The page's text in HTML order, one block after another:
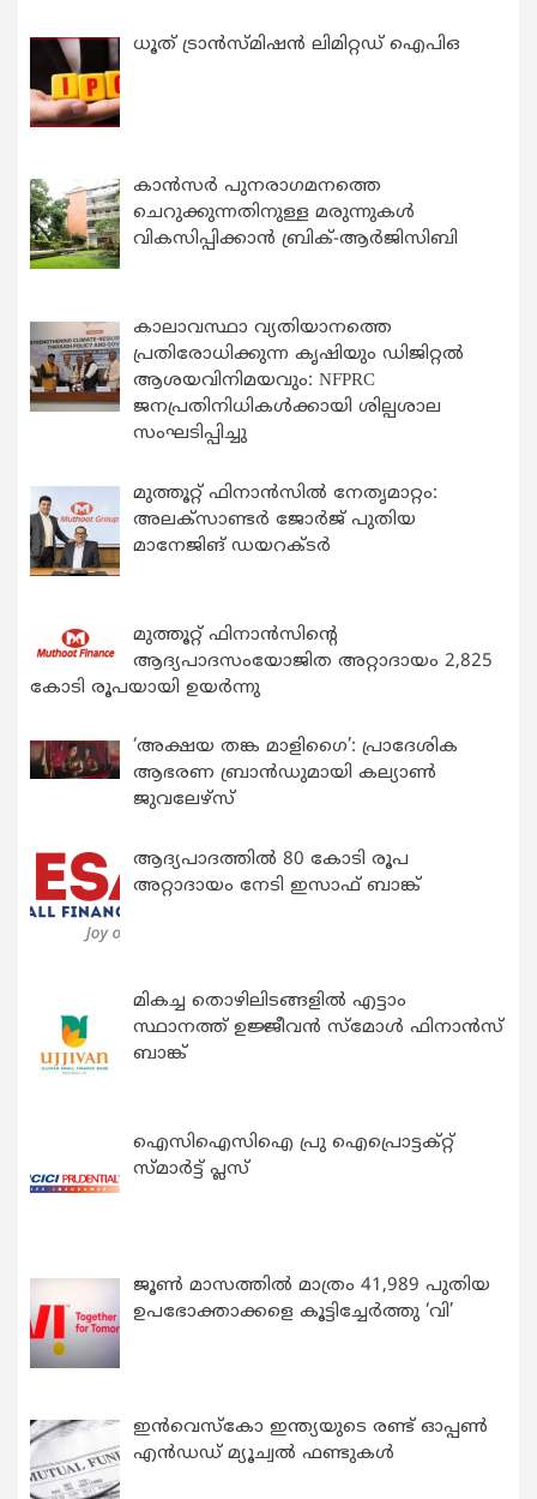
ധൂത് ട്രാൻസ്മിഷൻ ലിമിറ്റഡ് ഐപിഒ
കാന്‍സര്‍ പുനരാഗമനത്തെ
ചെറുക്കുന്നതിനുള്ള മരുന്നുകള്‍
വികസിപ്പിക്കാന്‍ ബ്രിക്-ആര്‍ജിസിബി
കാലാവസ്ഥാ വ്യതിയാനത്തെ
പ്രതിരോധിക്കുന്ന കൃഷിയും ഡിജിറ്റൽ
ആശയവിനിമയവും: NFPRC
ജനപ്രതിനിധികൾക്കായി ശില്പശാല
സംഘടിപ്പിച്ചു
മുത്തൂറ്റ് ഫിനാൻസിൽ നേതൃമാറ്റം:
അലക്സാണ്ടർ ജോർജ് പുതിയ
മാനേജിങ് ഡയറക്ടർ
മുത്തൂറ്റ് ഫിനാൻസിന്റെ
ആദ്യപാദസംയോജിത അറ്റാദായം 2,825
കോടി രൂപയായി ഉയർന്നു
‘അക്ഷയ തങ്ക മാളിഗൈ’: പ്രാദേശിക
ആഭരണ ബ്രാന്‍ഡുമായി കല്യാണ്‍
ജുവലേഴ്‌സ്
ആദ്യപാദത്തിൽ 80 കോടി രൂപ
അറ്റാദായം നേടി ഇസാഫ് ബാങ്ക്
മികച്ച തൊഴിലിടങ്ങളിൽ എട്ടാം
സ്ഥാനത്ത് ഉജ്ജീവൻ സ്മോൾ ഫിനാൻസ്
ബാങ്ക്
ഐസിഐസിഐ പ്രു ഐപ്രൊട്ടക്റ്റ്
സ്മാർട്ട് പ്ലസ്
ജൂൺ മാസത്തിൽ മാത്രം 41,989 പുതിയ
ഉപഭോക്താക്കളെ കൂട്ടിച്ചേർത്തു ‘വി’
ഇന്‍വെസ്കോ ഇന്ത്യയുടെ രണ്ട് ഓപ്പണ്‍
എന്‍ഡഡ് മ്യൂച്വല്‍ ഫണ്ടുകള്‍